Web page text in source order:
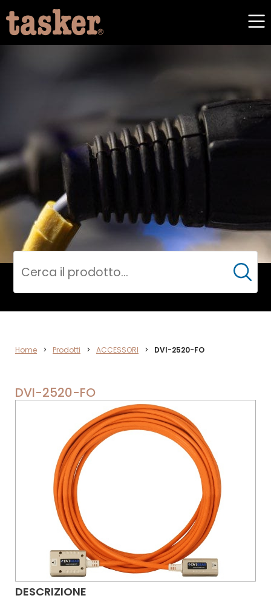
ACCESSORI
Cerca
Home > Prodotti > ACCESSORI > DVI-2520-FO
DVI-2520-FO
DESCRIZIONE